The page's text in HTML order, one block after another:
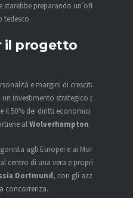
preparando un’offerta
tedesco.
il progetto
e margini di crescita
investimento strategico per il
il 50% dei diritti economici del
alWolverhampton.
agli Europei e ai Mondiali
centro di una vera e propria
Dortmund, con gli azzurri
concorrenza.